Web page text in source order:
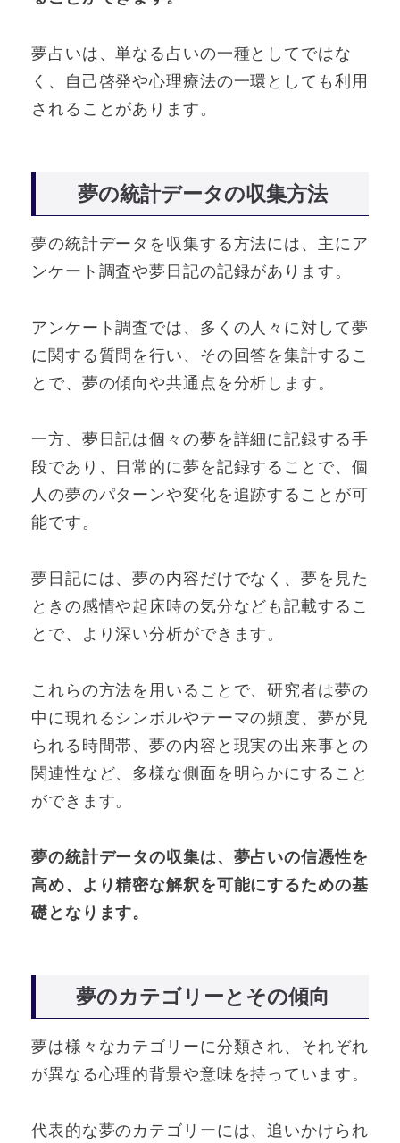
夢占いは、単なる占いの一種としてではな
く、自己啓発や心理療法の一環としても利用
されることがあります。
夢の統計データの収集方法
夢の統計データを収集する方法には、主にア
ンケート調査や夢日記の記録があります。
アンケート調査では、多くの人々に対して夢
に関する質問を行い、その回答を集計するこ
とで、夢の傾向や共通点を分析します。
一方、夢日記は個々の夢を詳細に記録する手
段であり、日常的に夢を記録することで、個
人の夢のパターンや変化を追跡することが可
能です。
夢日記には、夢の内容だけでなく、夢を見た
ときの感情や起床時の気分なども記載するこ
とで、より深い分析ができます。
これらの方法を用いることで、研究者は夢の
中に現れるシンボルやテーマの頻度、夢が見
られる時間帯、夢の内容と現実の出来事との
関連性など、多様な側面を明らかにすること
ができます。
夢の統計データの収集は、夢占いの信憑性を
高め、より精密な解釈を可能にするための基
礎となります。
夢のカテゴリーとその傾向
夢は様々なカテゴリーに分類され、それぞれ
が異なる心理的背景や意味を持っています。
代表的な夢のカテゴリーには、追いかけられ